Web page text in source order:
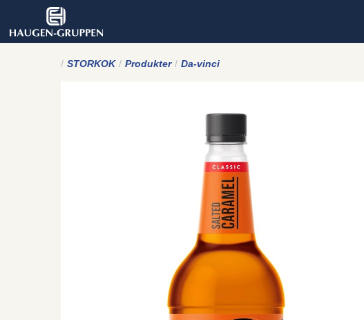
STORKOK Produkter Da-vinci